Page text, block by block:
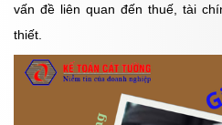
vấn đề liên quan đến thuế, tài
thiết.